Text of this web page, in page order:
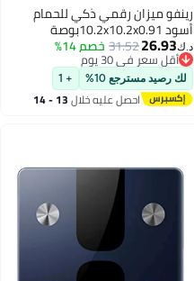
رينفو ميزان رقمي ذكي للحمام
أسود 10.2x10.2x0.91بوصة
د.ك‏26.93
31.52خصم 14%
أقل سعر في 30 يوم
أقل سعر في 30 يوم
لك رصيد مسترجع 10% + 1
احصل عليه خلال 13 - 14
اغسطس